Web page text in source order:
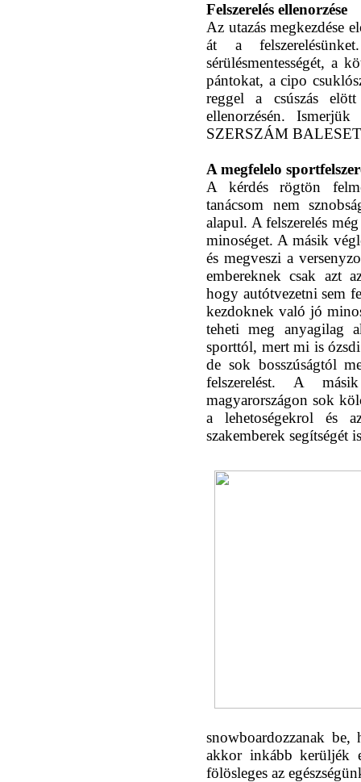
Felszerelés ellenorzése
Az utazás megkezdése
át a
sérülésmentességét, a
pántokat, a cipo
reggel a csúszás
ellenorzésén.
SZERSZÁM
A megfelelo
A kérdés rögtön
tanácsom nem
alapul. A felszerelés
minoséget. A másik
és megveszi a
embereknek csak azt
hogy autótvezetni sem
kezdoknek való jó
teheti meg anyagilag
sporttól, mert mi is
de sok bosszúságtól
felszerelést. A
magyarországon sok
a lehetoségekrol és
szakemberek segítségét
snowboardozzanak be,
akkor inkább kerüljék
fölösleges az